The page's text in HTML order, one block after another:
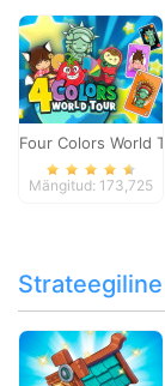
Four Colors World
Mängitud: 173,725